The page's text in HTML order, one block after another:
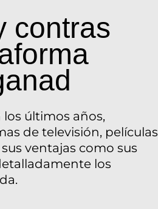
contras
últimos años,
de televisión, películas
ventajas como sus
los